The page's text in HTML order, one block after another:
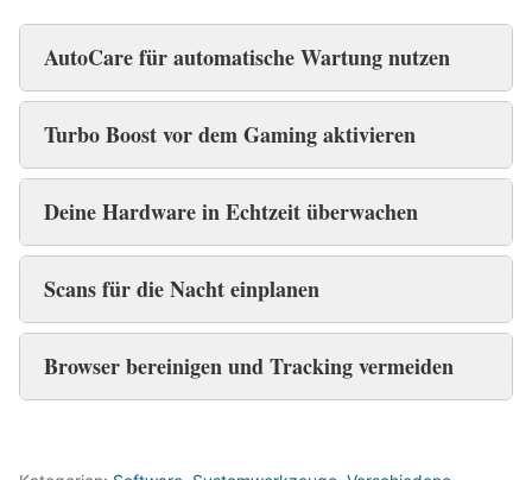
AutoCare für automatische Wartung nutzen
Turbo Boost vor dem Gaming aktivieren
Deine Hardware in Echtzeit überwachen
Scans für die Nacht einplanen
Browser bereinigen und Tracking vermeiden